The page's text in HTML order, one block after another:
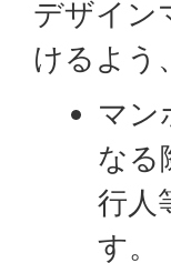
デザイン
けるよう
マン
なる
行人
す。